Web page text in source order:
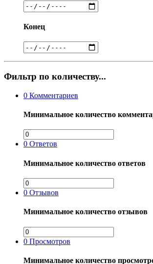
Конец
Фильтр по количеству...
0 Комментариев
Минимальное количество
0 Ответов
Минимальное количество ответов
0 Отзывов
Минимальное количество отзывов
0 Просмотров
Минимальное количество